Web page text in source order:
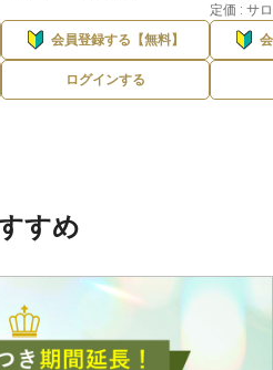
会員登録する【無料】
ログインする
定価 : サ
すめ